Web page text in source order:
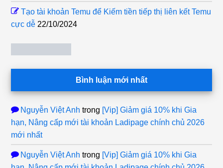
Tạo tài khoản Temu để Kiếm tiền tiếp thị liên kết Temu
cực dễ 22/10/2024
Bình luận mới nhất
Nguyễn Việt Anh trong [Vip] Giảm giá 10% khi Gia
hạn, Nâng cấp mới tài khoản Ladipage chính chủ 2026
mới nhất
Nguyễn Việt Anh trong [Vip] Giảm giá 10% khi Gia